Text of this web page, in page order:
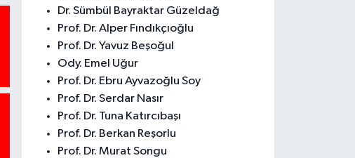
Dr. Sümbül Bayraktar Güzeldağ
Prof. Dr. Alper Fındıkçıoğlu
Prof. Dr. Yavuz Beşoğul
Ody. Emel Uğur
Prof. Dr. Ebru Ayvazoğlu Soy
Prof. Dr. Serdar Nasır
Prof. Dr. Tuna Katırcıbaşı
Prof. Dr. Berkan Reşorlu
Prof. Dr. Murat Songu